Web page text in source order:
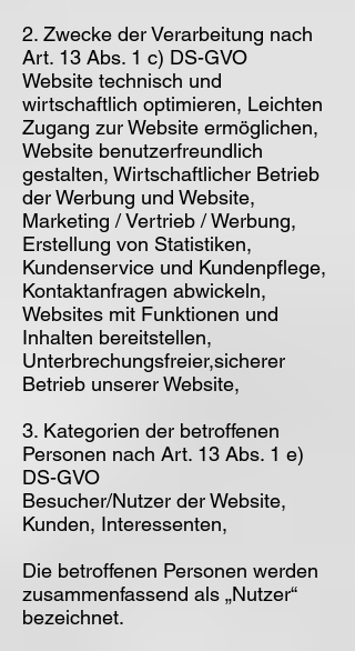
2. Zwecke der Verarbeitung nach
Art. 13 Abs. 1 c) DS-GVO
Website technisch und
wirtschaftlich optimieren, Leichten
Zugang zur Website ermöglichen,
Website benutzerfreundlich
gestalten, Wirtschaftlicher Betrieb
der Werbung und Website,
Marketing / Vertrieb / Werbung,
Erstellung von Statistiken,
Kundenservice und Kundenpflege,
Kontaktanfragen abwickeln,
Websites mit Funktionen und
Inhalten bereitstellen,
Unterbrechungsfreier,sicherer
Betrieb unserer Website,
3. Kategorien der betroffenen
Personen nach Art. 13 Abs. 1 e)
DS-GVO
Besucher/Nutzer der Website,
Kunden, Interessenten,
Die betroffenen Personen werden
zusammenfassend als „Nutzer“
bezeichnet.